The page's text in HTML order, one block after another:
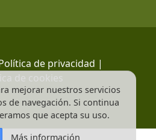
de privacidad |
de cookies
mejorar nuestros servicios
de navegación. Si continua
que acepta su uso.
Más información